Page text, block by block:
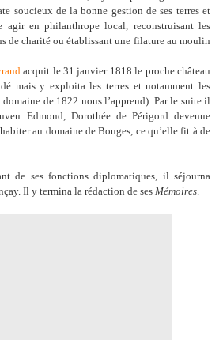
soucieux de la bonne gestion de ses terres et
agir en philanthrope local, reconstruisant les
de charité ou établissant une filature au moulin
acquit le 31 janvier 1818 le proche château
mais y exploita les terres et notamment les
de 1822 nous l’apprend). Par le suite il
Edmond, Dorothée de Périgord devenue
au domaine de Bouges, ce qu’elle fit à de
de ses fonctions diplomatiques, il séjourna
Il y termina la rédaction de ses Mémoires.